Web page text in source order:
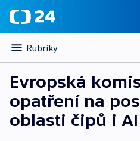
Rubriky
Evropská
opatření na
oblasti čipů i AI